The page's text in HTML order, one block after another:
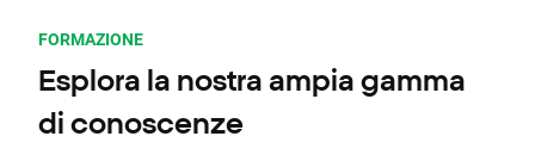
FORMAZIONE
Esplora la nostra ampia gamma
di conoscenze